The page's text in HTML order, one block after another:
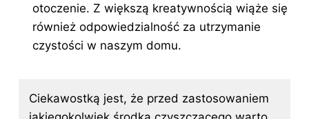
otoczenie. Z większą kreatywnością wiąże się
również odpowiedzialność za utrzymanie
czystości w naszym domu.
Ciekawostką jest, że przed zastosowaniem